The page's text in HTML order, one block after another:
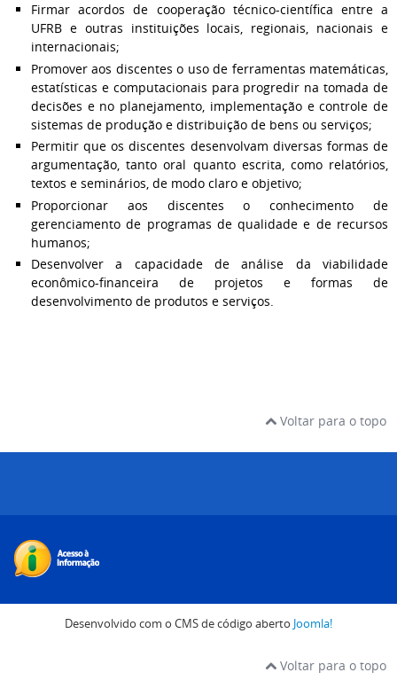
Firmar acordos de cooperação técnico-científica entre a
UFRB e outras instituições locais, regionais, nacionais e
internacionais;
Promover aos discentes o uso de ferramentas matemáticas,
estatísticas e computacionais para progredir na tomada de
decisões e no planejamento, implementação e controle de
sistemas de produção e distribuição de bens ou serviços;
Permitir que os discentes desenvolvam diversas formas de
argumentação, tanto oral quanto escrita, como relatórios,
textos e seminários, de modo claro e objetivo;
Proporcionar aos discentes o conhecimento de
gerenciamento de programas de qualidade e de recursos
humanos;
Desenvolver a capacidade de análise da viabilidade
econômico-financeira de projetos e formas de
desenvolvimento de produtos e serviços.
Voltar para o topo
Desenvolvido com o CMS de código aberto Joomla!
Voltar para o topo